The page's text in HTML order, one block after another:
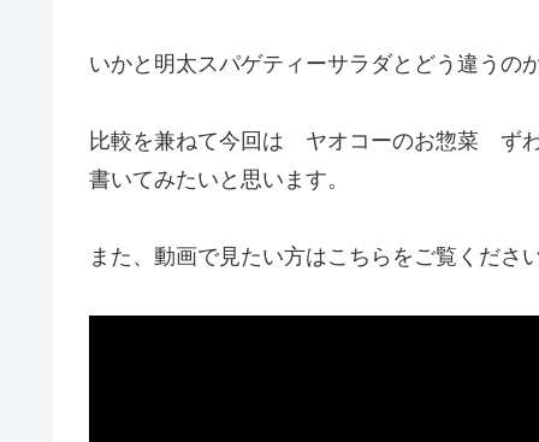
いかと明太スパゲティーサラダとどう違うの
比較を兼ねて今回は ヤオコーのお惣菜 ず
書いてみたいと思います。
また、動画で見たい方はこちらをご覧ください